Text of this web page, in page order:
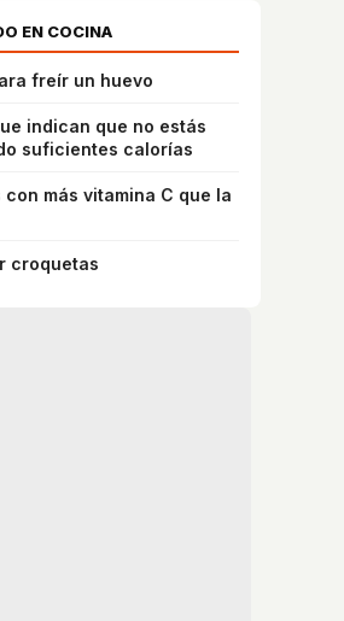
EN COCINA
freír un huevo
indican que no estás
suficientes calorías
más vitamina C que la
croquetas